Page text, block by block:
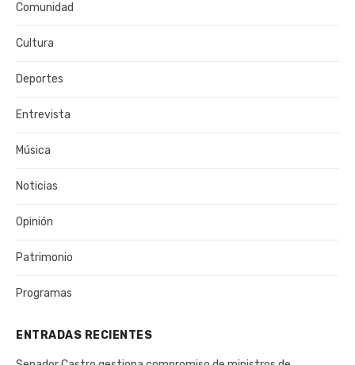
Comunidad
Cultura
Deportes
Entrevista
Música
Noticias
Opinión
Patrimonio
Programas
ENTRADAS RECIENTES